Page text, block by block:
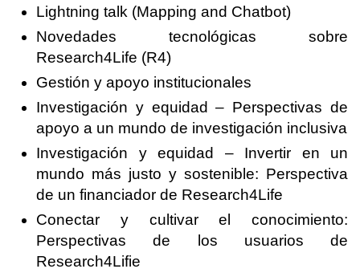
Lightning talk (Mapping and Chatbot)
Novedades tecnológicas sobre
Research4Life (R4)
Gestión y apoyo institucionales
Investigación y equidad – Perspectivas de
apoyo a un mundo de investigación inclusiva
Investigación y equidad – Invertir en un
mundo más justo y sostenible: Perspectiva
de un financiador de Research4Life
Conectar y cultivar el conocimiento:
Perspectivas de los usuarios de
Research4Lifie